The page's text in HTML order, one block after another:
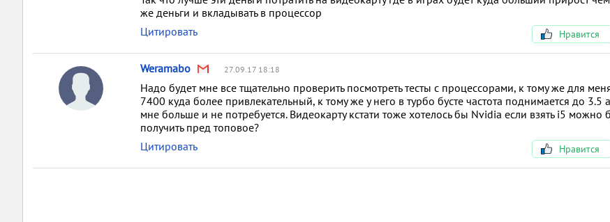
же деньги и вкладывать в процессор
Цитировать
Нравится
Weramabo 27.09.17 18:18
Надо будет мне все тщательно проверить посмотреть тесты с процессорами, к тому же для
7400 куда более привлекательный, к тому же у него в турбо бусте частота поднимается до 3.5
мне больше и не потребуется. Видеокарту кстати тоже хотелось бы Nvidia если взять i5 можно
получить пред топовое?
Цитировать
Нравится